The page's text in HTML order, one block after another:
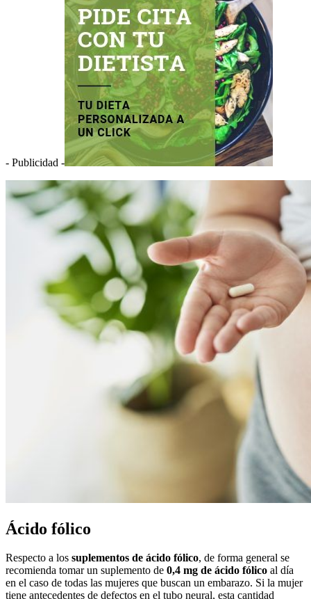
- Publicidad -
Ácido fólico
Respecto a los suplementos de ácido fólico, de forma general se
recomienda tomar un suplemento de 0,4 mg de ácido fólico al día
en el caso de todas las mujeres que buscan un embarazo. Si la mujer
tiene antecedentes de defectos en el tubo neural, esta cantidad